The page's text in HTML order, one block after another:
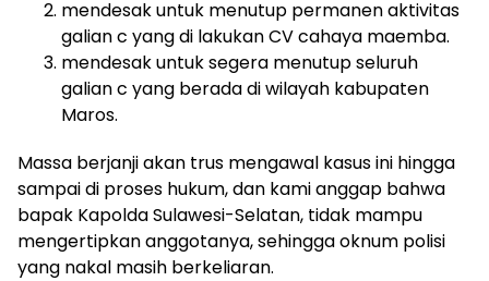
mendesak untuk menutup permanen aktivitas
galian c yang di lakukan CV cahaya maemba.
mendesak untuk segera menutup seluruh
galian c yang berada di wilayah kabupaten
Maros.
Massa berjanji akan trus mengawal kasus ini hingga
sampai di proses hukum, dan kami anggap bahwa
bapak Kapolda Sulawesi-Selatan, tidak mampu
mengertipkan anggotanya, sehingga oknum polisi
yang nakal masih berkeliaran.